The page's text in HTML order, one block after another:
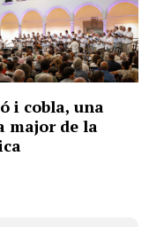
i cobla, una
major de la